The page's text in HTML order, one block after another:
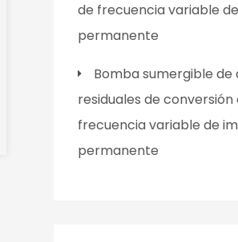
Ver detalles
de frecuencia variable
permanente
Bomba sumergible de
residuales de conversión
frecuencia variable de
permanente